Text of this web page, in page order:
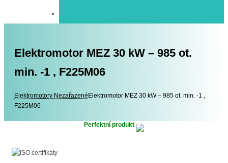
Elektromotor MEZ 30 kW – 985 ot.
min. -1 , F225M06
Elektromotory Elektromotory
Nezařazené Elektromotor MEZ 30 kW – 985 ot. min. -1 ,
F225M06
Perfektní produkt